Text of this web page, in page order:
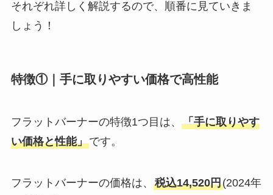
それぞれ詳しく解説するので、順番に見ていきま
しょう！
特徴①｜手に取りやすい価格で高性能
フラットバーナーの特徴1つ目は、 「手に取りやす
い価格と性能」です。
フラットバーナーの価格は、 税込14,520円(2024年